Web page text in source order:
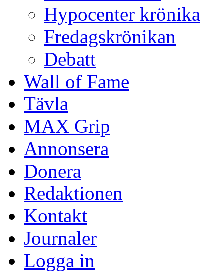
Hypocenter krönika
Fredagskrönikan
Debatt
Wall of Fame
Tävla
MAX Grip
Annonsera
Donera
Redaktionen
Kontakt
Journaler
Logga in